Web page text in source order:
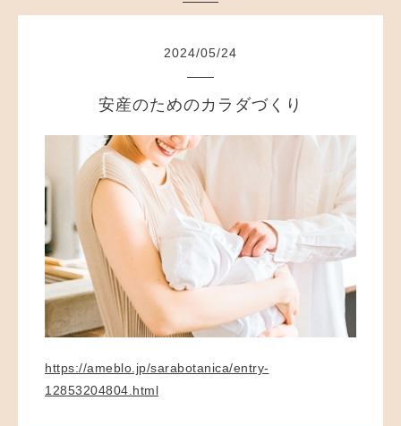
2024/05/24
安産のためのカラダづくり
https://ameblo.jp/sarabotanica/entry-
12853204804.html